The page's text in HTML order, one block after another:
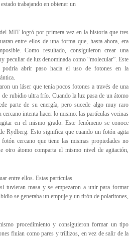
trabajando en obtener un
MIT logró por primera vez en la historia que tres
entre ellos de una forma que, hasta ahora, era
Como resultado, consiguieron crear una
peculiar de luz denominada como “molecular”. Este
podría abrir paso hacia el uso de fotones en la
un láser que tenía pocos fotones a través de una
de rubidio ultra frío. Cuando la luz pasa de un átomo
parte de su energía, pero sucede algo muy raro
cercano intenta hacer lo mismo: las partículas vecinas
en el mismo grado. Este fenómeno se conoce
Rydberg. Esto significa que cuando un fotón agita
cercano que tiene las mismas propiedades no
otro átomo comparta el mismo nivel de agitación,
entre ellos. Estas partículas
tuvieran masa y se empezaron a unir para formar
se generaba un empuje y un tirón de polaritones,
procedimiento y consiguieron formar un tipo
fluían como pares y trillizos, en vez de salir de la